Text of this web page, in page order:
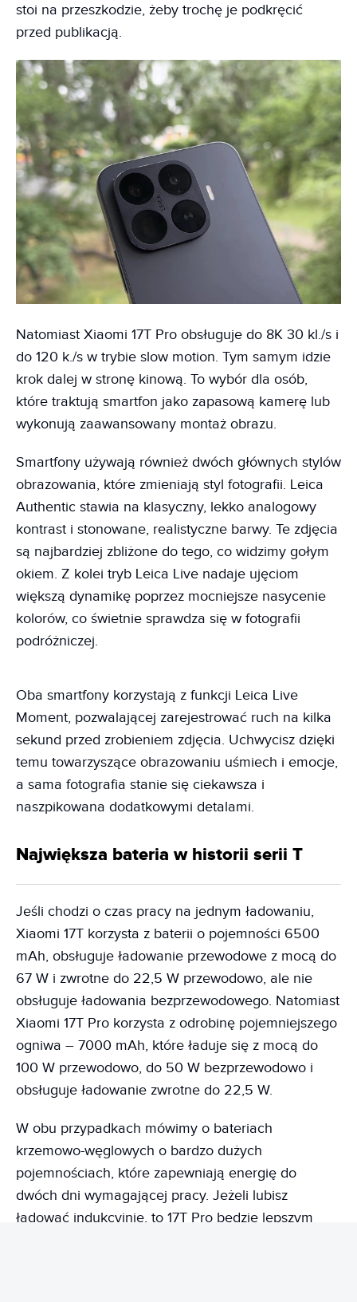
stoi na przeszkodzie, żeby trochę je podkręcić
przed publikacją.
Natomiast Xiaomi 17T Pro obsługuje do 8K 30 kl./s i
do 120 k./s w trybie slow motion. Tym samym idzie
krok dalej w stronę kinową. To wybór dla osób,
które traktują smartfon jako zapasową kamerę lub
wykonują zaawansowany montaż obrazu.
Smartfony używają również dwóch głównych stylów
obrazowania, które zmieniają styl fotografii. Leica
Authentic stawia na klasyczny, lekko analogowy
kontrast i stonowane, realistyczne barwy. Te zdjęcia
są najbardziej zbliżone do tego, co widzimy gołym
okiem. Z kolei tryb Leica Live nadaje ujęciom
większą dynamikę poprzez mocniejsze nasycenie
kolorów, co świetnie sprawdza się w fotografii
podróżniczej.
Oba smartfony korzystają z funkcji Leica Live
Moment, pozwalającej zarejestrować ruch na kilka
sekund przed zrobieniem zdjęcia. Uchwycisz dzięki
temu towarzyszące obrazowaniu uśmiech i emocje,
a sama fotografia stanie się ciekawsza i
naszpikowana dodatkowymi detalami.
Największa bateria w historii serii T
Jeśli chodzi o czas pracy na jednym ładowaniu,
Xiaomi 17T korzysta z baterii o pojemności 6500
mAh, obsługuje ładowanie przewodowe z mocą do
67 W i zwrotne do 22,5 W przewodowo, ale nie
obsługuje ładowania bezprzewodowego. Natomiast
Xiaomi 17T Pro korzysta z odrobinę pojemniejszego
ogniwa – 7000 mAh, które ładuje się z mocą do
100 W przewodowo, do 50 W bezprzewodowo i
obsługuje ładowanie zwrotne do 22,5 W.
W obu przypadkach mówimy o bateriach
krzemowo-węglowych o bardzo dużych
pojemnościach, które zapewniają energię do
dwóch dni wymagającej pracy. Jeżeli lubisz
ładować indukcyjnie, to 17T Pro będzie lepszym